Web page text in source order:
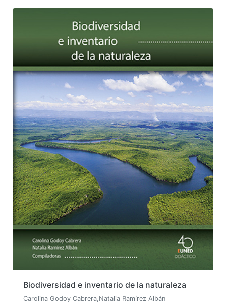
Biodiversidad e inventario de la naturaleza
Carolina Godoy Cabrera,Natalia Ramírez Albán